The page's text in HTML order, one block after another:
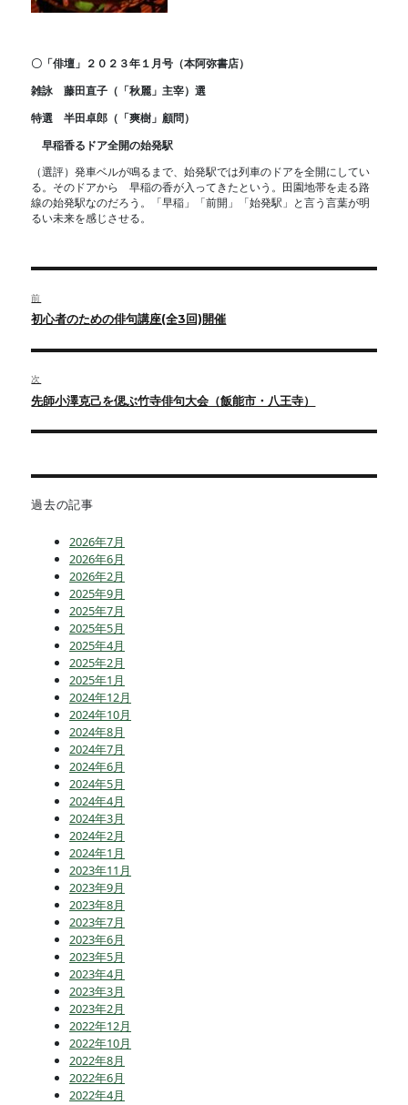
〇「俳壇」２０２３年１月号（本阿弥書店）
雑詠 藤田直子（「秋麗」主宰）選
特選 半田卓郎（「爽樹」顧問）
早稲香るドア全開の始発駅
（選評）発車ベルが鳴るまで、始発駅では列車のドアを全開にしてい
る。そのドアから 早稲の香が入ってきたという。田園地帯を走る路
線の始発駅なのだろう。「早稲」「前開」「始発駅」と言う言葉が明
るい未来を感じさせる。
稿
ナ
ビ
ゲ
ー
ョ
前
前
投
初心者のための俳句講座(全3回)開催
次
次
投
先師小澤克己を偲ぶ竹寺俳句大会（飯能市・八王寺）
過去の記事
2026年7月
2026年6月
2026年2月
2025年9月
2025年7月
2025年5月
2025年4月
2025年2月
2025年1月
2024年12月
2024年10月
2024年8月
2024年7月
2024年6月
2024年5月
2024年4月
2024年3月
2024年2月
2024年1月
2023年11月
2023年9月
2023年8月
2023年7月
2023年6月
2023年5月
2023年4月
2023年3月
2023年2月
2022年12月
2022年10月
2022年8月
2022年6月
2022年4月